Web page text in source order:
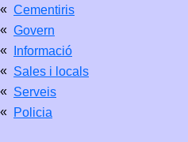
« Cementiris
« Govern
«
Informació
« Sales i locals
« Serveis
« Policia